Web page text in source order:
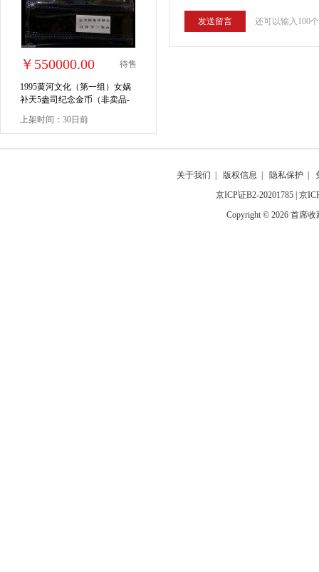
￥550000.00 待售
1995黄河文化（第一组）女娲
补天5盎司纪念金币（非卖品-
上架时间：30日前
还可以输入100
关于我们 版权信息 隐私保护
京ICP证B2-20201785 京
Copyright © 2026 首席收